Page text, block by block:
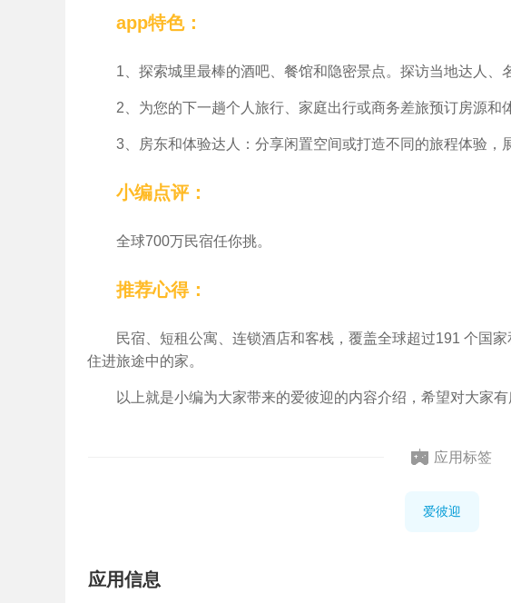
app特色：
1、探索城里最棒的酒吧、餐馆和隐密景点。探访当地达人、
2、为您的下一趟个人旅行、家庭出行或商务差旅预订房源和
3、房东和体验达人：分享闲置空间或打造不同的旅程体验，
小编点评：
全球700万民宿任你挑。
推荐心得：
民宿、短租公寓、连锁酒店和客栈，覆盖全球超过191 个国
住进旅途中的家。
以上就是小编为大家带来的爱彼迎的内容介绍，希望对大家有
应用标签
爱彼迎
应用信息